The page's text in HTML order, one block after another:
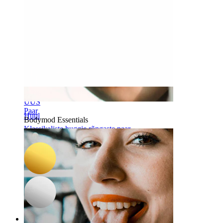
Huul
UUS
Paar
Bodymod Essentials
Klassikaliste huggie rõngaste paar
16,92 €19,90 €